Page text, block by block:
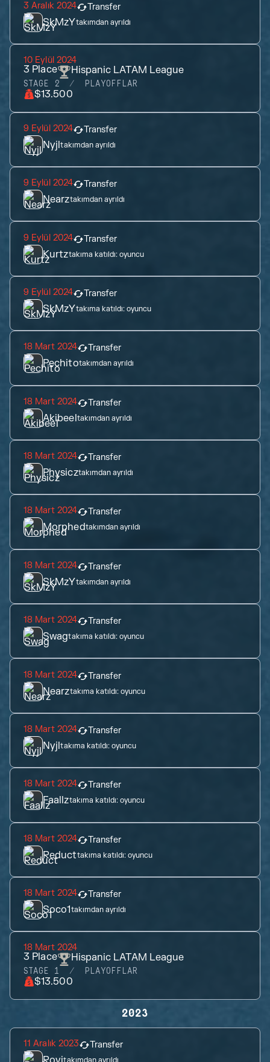
3 Aralık 2024 Transfer
SkMzYtakımdan ayrıldı
10 Eylül 2024
3 Place Hispanic LATAM League
STAGE 2 PLAYOFFLAR
$13.500
9 Eylül 2024 Transfer
Nyjltakımdan ayrıldı
9 Eylül 2024 Transfer
Nearztakımdan ayrıldı
9 Eylül 2024 Transfer
Kurtztakıma katıldı:oyuncu
9 Eylül 2024 Transfer
SkMzYtakıma katıldı:oyuncu
18 Mart 2024 Transfer
Pechitotakımdan ayrıldı
18 Mart 2024 Transfer
Akibeeltakımdan ayrıldı
18 Mart 2024 Transfer
Physicztakımdan ayrıldı
18 Mart 2024 Transfer
Morphedtakımdan ayrıldı
18 Mart 2024 Transfer
SkMzYtakımdan ayrıldı
18 Mart 2024 Transfer
Swagtakıma katıldı: oyuncu
18 Mart 2024 Transfer
Nearztakıma katıldı:oyuncu
18 Mart 2024 Transfer
Nyjltakıma katıldı: oyuncu
18 Mart 2024 Transfer
Faallztakıma katıldı:oyuncu
18 Mart 2024 Transfer
Reducttakıma katıldı:oyuncu
18 Mart 2024 Transfer
Soco1takımdan ayrıldı
18 Mart 2024
3 Place Hispanic LATAM League
STAGE 1 PLAYOFFLAR
$13.500
2023
11 Aralık 2023 Transfer